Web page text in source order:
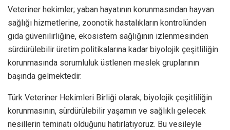
Veteriner hekimler; yaban hayatının korunmasından hayvan
sağlığı hizmetlerine, zoonotik hastalıkların kontrolünden
gıda güvenilirliğine, ekosistem sağlığının izlenmesinden
sürdürülebilir üretim politikalarına kadar biyolojik çeşitliliğin
korunmasında sorumluluk üstlenen meslek gruplarının
başında gelmektedir.
Türk Veteriner Hekimleri Birliği olarak; biyolojik çeşitliliğin
korunmasının, sürdürülebilir yaşamın ve sağlıklı gelecek
nesillerin teminatı olduğunu hatırlatıyoruz. Bu vesileyle